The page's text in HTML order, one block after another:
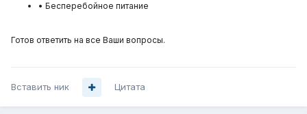
• Бесперебойное питание
Готов ответить на все Ваши вопросы.
Вставить ник Цитата